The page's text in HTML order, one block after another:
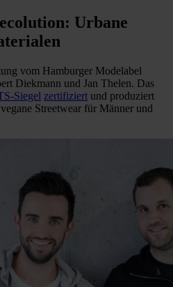
Urbane
vom Hamburger Modelabel
Diekmann und Jan Thelen. Das
Siegel zertifiziert und produziert
Streetwear für Männer und